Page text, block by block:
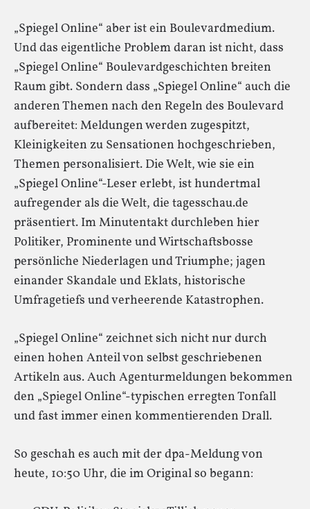
„Spiegel Online“ aber ist ein Boulevardmedium.
Und das eigentliche Problem daran ist nicht, dass
„Spiegel Online“ Boulevardgeschichten breiten
Raum gibt. Sondern dass „Spiegel Online“ auch die
anderen Themen nach den Regeln des Boulevard
aufbereitet: Meldungen werden zugespitzt,
Kleinigkeiten zu Sensationen hochgeschrieben,
Themen personalisiert. Die Welt, wie sie ein
„Spiegel Online“-Leser erlebt, ist hundertmal
aufregender als die Welt, die tagesschau.de
präsentiert. Im Minutentakt durchleben hier
Politiker, Prominente und Wirtschaftsbosse
persönliche Niederlagen und Triumphe; jagen
einander Skandale und Eklats, historische
Umfragetiefs und verheerende Katastrophen.
„Spiegel Online“ zeichnet sich nicht nur durch
einen hohen Anteil von selbst geschriebenen
Artikeln aus. Auch Agenturmeldungen bekommen
den „Spiegel Online“-typischen erregten Tonfall
und fast immer einen kommentierenden Drall.
So geschah es auch mit der dpa-Meldung von
heute, 10:50 Uhr, die im Original so begann: